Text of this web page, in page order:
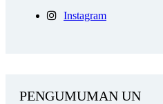
Instagram
PENGUMUMAN UN